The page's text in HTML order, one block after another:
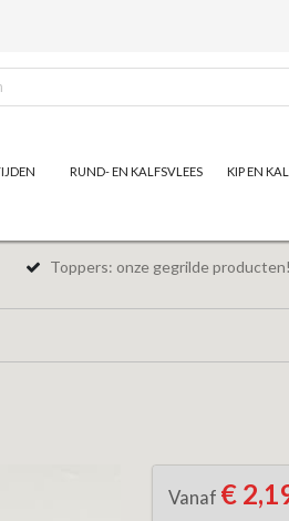
RUND- EN KALFSVLEES KIP EN
Toppers: onze gegrilde producten!
Vanaf €